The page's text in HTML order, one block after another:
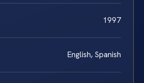
1997
English, Spanish